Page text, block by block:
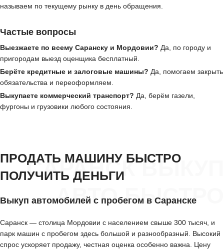
называем по текущему рынку в день обращения.
Частые вопросы
Выезжаете по всему Саранску и Мордовии? Да, по городу и
пригородам выезд оценщика бесплатный.
Берёте кредитные и залоговые машины? Да, помогаем закрыть
обязательства и переоформляем.
Выкупаете коммерческий транспорт? Да, берём газели,
фургоны и грузовики любого состояния.
САРАНСК ВЫКУП
АВТО БЫСТРО
ПРОДАТЬ МАШИНУ БЫСТРО
ПОЛУЧИТЬ ДЕНЬГИ
Выкуп автомобилей с пробегом в Саранске
Саранск — столица Мордовии с населением свыше 300 тысяч, и
парк машин с пробегом здесь большой и разнообразный. Высокий
спрос ускоряет продажу, честная оценка особенно важна. Цену